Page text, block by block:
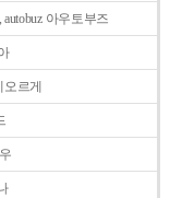
autobuz 아우토부즈
오르게